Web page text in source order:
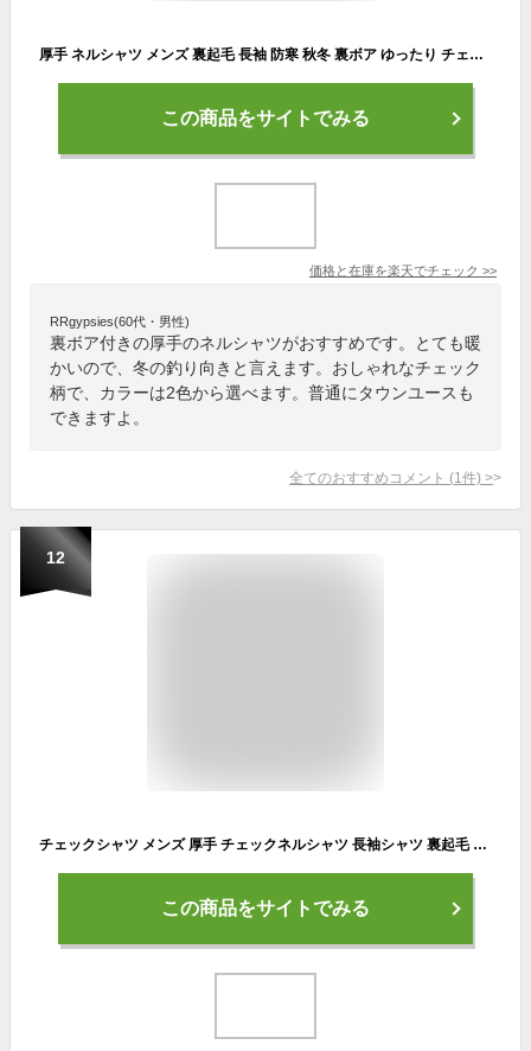
厚手 ネルシャツ メンズ 裏起毛 長袖 防寒 秋冬 裏ボア ゆったり チェック 極 暖 シニア メンズ シャツ 防寒着 フランネルシャツ 冬用 アウター シャツジャケット
この商品をサイトでみる
価格と在庫を楽天でチェック >>
RRgypsies(60代・男性)
裏ボア付きの厚手のネルシャツがおすすめです。とても暖
かいので、冬の釣り向きと言えます。おしゃれなチェック
柄で、カラーは2色から選べます。普通にタウンユースも
できますよ。
全てのおすすめコメント (1 件) >
12
チェックシャツ メンズ 厚手 チェックネルシャツ 長袖シャツ 裏起毛 暖かい ヘビーウェイト フランネルシャツ ヘヴィ アメカジ 冬用 冬服 オシャレ オンブレ
この商品をサイトでみる